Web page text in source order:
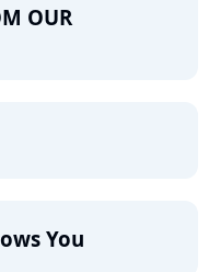
OUR
You